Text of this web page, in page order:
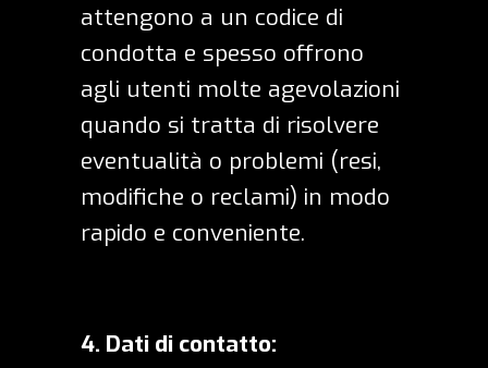
attengono a un codice di
condotta e spesso offrono
agli utenti molte agevolazioni
quando si tratta di risolvere
eventualità o problemi (resi,
modifiche o reclami) in modo
rapido e conveniente.
4. Dati di contatto: